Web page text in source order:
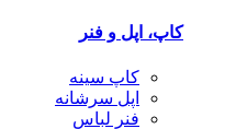
کاپ، اپل و فنر
کاپ سینه
اپل سرشانه
فنر لباس